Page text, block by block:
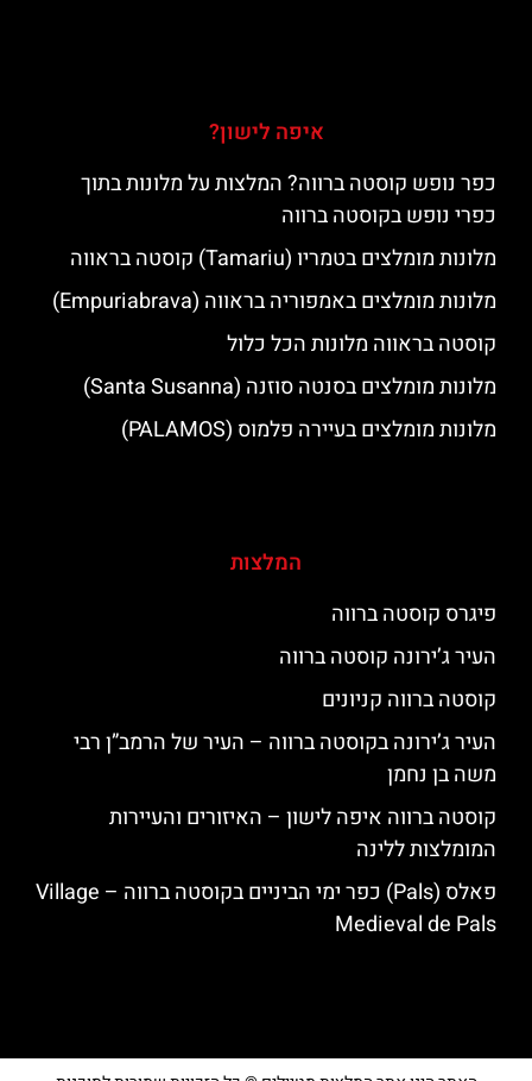
איפה לישון?
כפר נופש קוסטה ברווה? המלצות על מלונות בתוך
כפרי נופש בקוסטה ברווה
מלונות מומלצים בטמריו (Tamariu) קוסטה בראווה
מלונות מומלצים באמפוריה בראווה (Empuriabrava)
קוסטה בראווה מלונות הכל כלול
מלונות מומלצים בסנטה סוזנה (Santa Susanna)
מלונות מומלצים בעיירה פלמוס (PALAMOS)
המלצות
פיגרס קוסטה ברווה
העיר ג’ירונה קוסטה ברווה
קוסטה ברווה קניונים
העיר ג’ירונה בקוסטה ברווה – העיר של הרמב”ן רבי
משה בן נחמן
קוסטה ברווה איפה לישון – האיזורים והעיירות
המומלצות ללינה
פאלס (Pals) כפר ימי הביניים בקוסטה ברווה – ‪‪Village
Medieval de Pals‬‬